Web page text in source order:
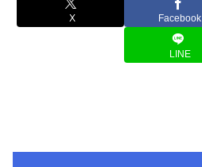
X Facebook
LINE